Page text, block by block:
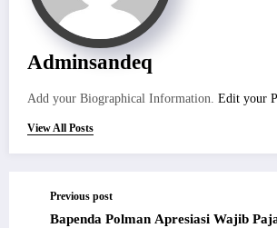
Adminsandeq
Add your Biographical Information. Edit your
View All Posts
Previous post
Bapenda Polman Apresiasi Wajib